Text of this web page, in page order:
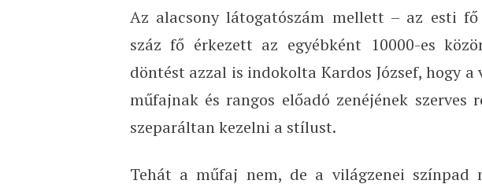
Az alacsony látogatószám mellett – az esti
száz fő érkezett az egyébként 10000-es
döntést azzal is indokolta Kardos József, hogy
műfajnak és rangos előadó zenéjének
szeparáltan kezelni a stílust.
Tehát a műfaj nem, de a világzenei színpad